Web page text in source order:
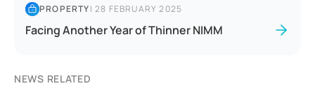
PROPERTY|28 FEBRUARY 2025
Facing Another Year of Thinner NIMM
NEWS RELATED